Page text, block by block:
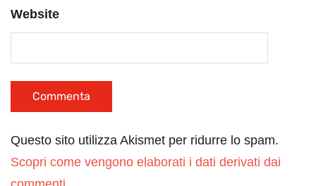
Website
Questo sito utilizza Akismet per ridurre lo spam.
Scopri come vengono elaborati i dati derivati dai